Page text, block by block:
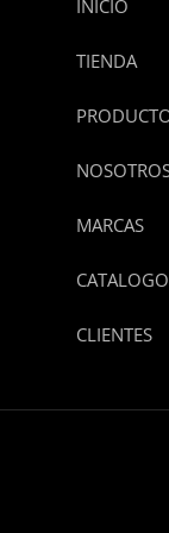
INICIO
TIENDA
MARCAS
CATALOGO
CLIENTES